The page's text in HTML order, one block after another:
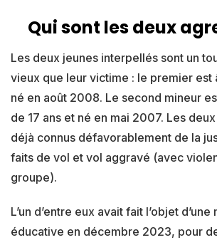
Qui sont les deux
Les deux jeunes interpellés sont un
vieux que leur victime : le premier est
né en août 2008. Le second mineur
de 17 ans et né en mai 2007. Les
déjà connus défavorablement de la
faits de vol et vol aggravé (avec
groupe).
L’un d’entre eux avait fait l’objet d’une
éducative en décembre 2023, pour